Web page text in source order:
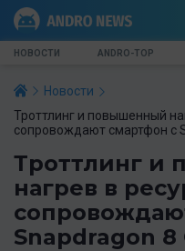
НОВОСТИ ANDRO-TOP
Новости
Троттлинг и повышенный
сопровождают смартфон с
Троттлинг и
нагрев в
Snapdragon 8